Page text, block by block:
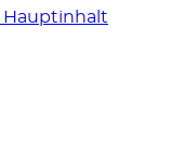
Hauptinhalt